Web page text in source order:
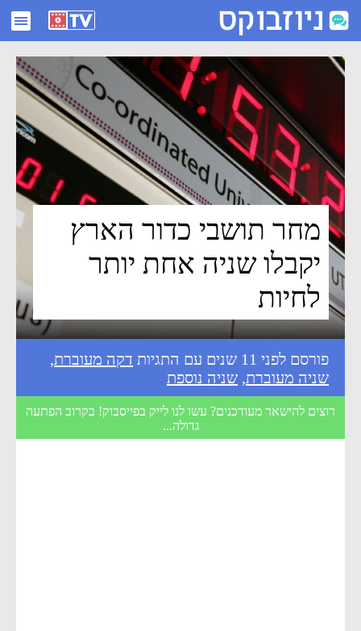
מחר תושבי כדור הארץ יקבלו שניה אחת יותר לחיות - ניוזבוקס
מחר תושבי כדור הארץ
יקבלו שניה אחת יותר
לחיות
פורסם לפני 11 שנים עם התגיות דקה מעוברת,
שניה מעוברת, שניה נוספת
רוצים להישאר מעודכנים? עשו לנו לייק בפייסבוק! בקרוב הפתעה
גדולה...